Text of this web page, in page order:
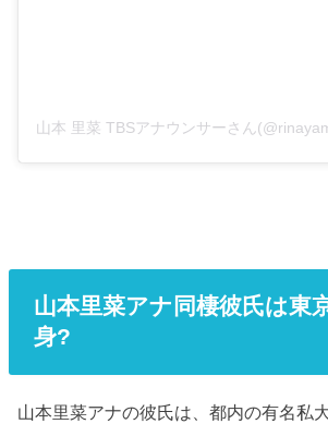
山本里菜アナ同棲彼氏は東
身?
山本里菜アナの彼氏は、都内の有名私